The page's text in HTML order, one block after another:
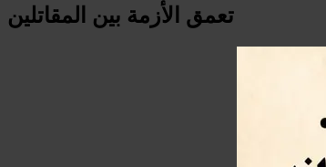
تعمق الأزمة بين المقاتلين